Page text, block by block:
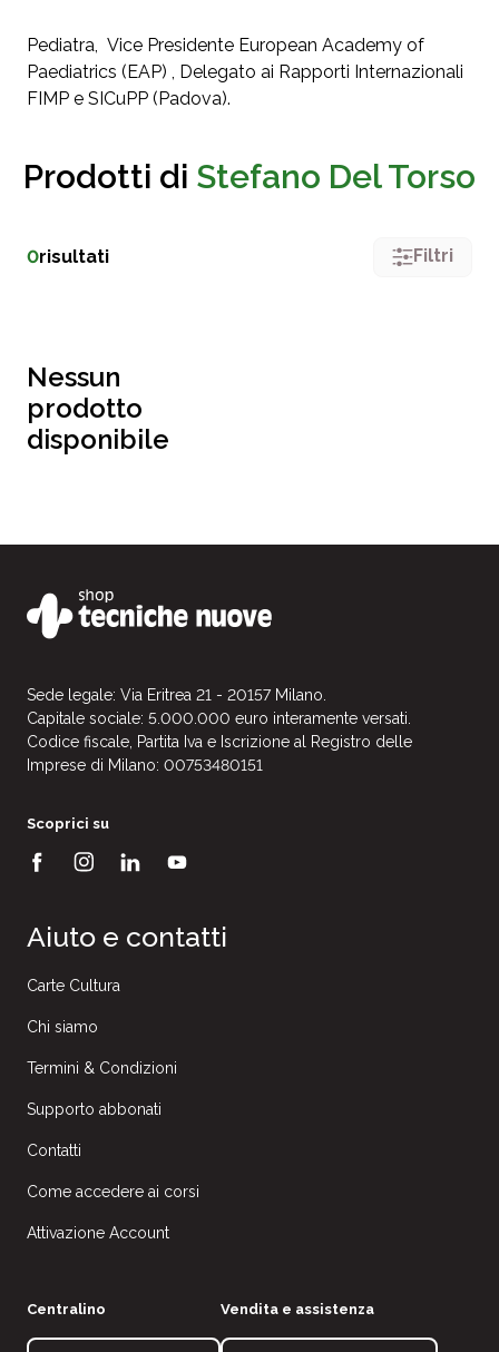
Pediatra, Vice Presidente European Academy of
Paediatrics (EAP) , Delegato ai Rapporti Internazionali
FIMP e SICuPP (Padova).
Prodotti di Stefano Del Torso
0risultati Filtri
Nessun
prodotto
disponibile
Sede legale: Via Eritrea 21 - 20157 Milano.
Capitale sociale: 5.000.000 euro interamente versati.
Codice fiscale, Partita Iva e Iscrizione al Registro delle
Imprese di Milano: 00753480151
Scoprici su
Aiuto e contatti
Carte Cultura
Chi siamo
Termini & Condizioni
Supporto abbonati
Contatti
Come accedere ai corsi
Attivazione Account
Centralino Vendita e assistenza